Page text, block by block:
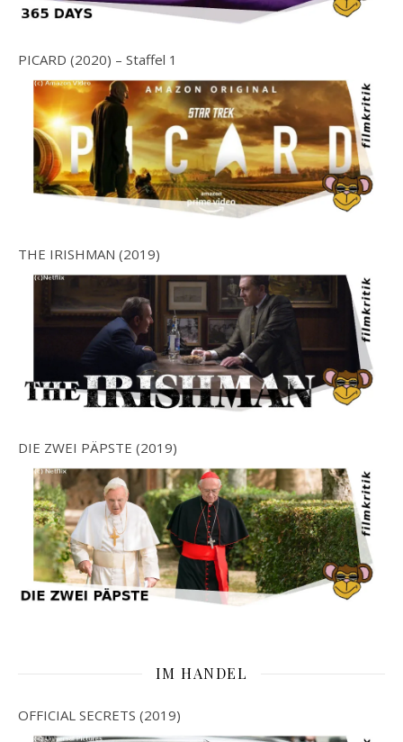
PICARD (2020) – Staffel 1
THE IRISHMAN (2019)
DIE ZWEI PÄPSTE (2019)
IM HANDEL
OFFICIAL SECRETS (2019)